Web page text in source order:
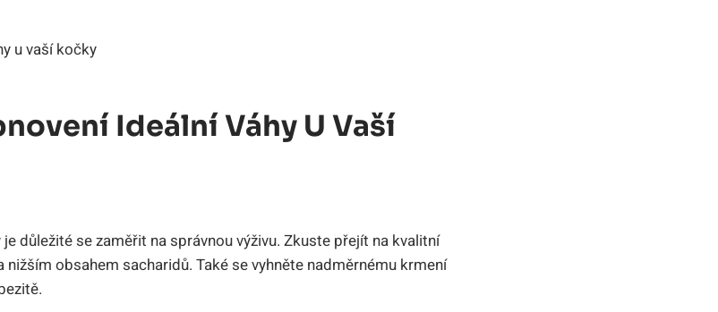
Ideální Váhy U Vaší
důležité se zaměřit na správnou výživu. Zkuste přejít na kvalitní
obsahem sacharidů. Také se vyhněte nadměrnému krmení